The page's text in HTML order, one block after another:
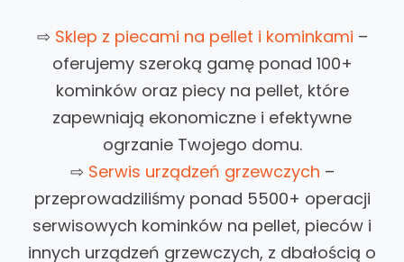
⇨ Sklep z piecami na pellet i kominkami –
oferujemy szeroką gamę ponad 100+
kominków oraz piecy na pellet, które
zapewniają ekonomiczne i efektywne
ogrzanie Twojego domu.
⇨ Serwis urządzeń grzewczych –
przeprowadziliśmy ponad 5500+ operacji
serwisowych kominków na pellet, pieców i
innych urządzeń grzewczych, z dbałością o